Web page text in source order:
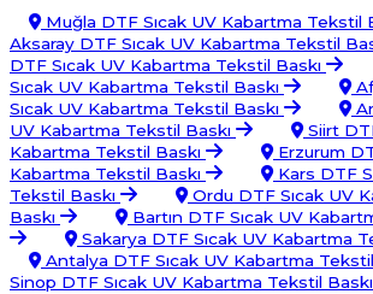
Muğla DTF Sıcak UV Kabartma Tekstil
Aksaray DTF Sıcak UV Kabartma Tekstil
DTF Sıcak UV Kabartma Tekstil Baskı
Sıcak UV Kabartma Tekstil Baskı
Sıcak UV Kabartma Tekstil Baskı
UV Kabartma Tekstil Baskı
Siirt
Kabartma Tekstil Baskı
Erzurum
Kabartma Tekstil Baskı
Kars DTF
Tekstil Baskı
Ordu DTF Sıcak UV
Baskı
Bartın DTF Sıcak UV
Sakarya DTF Sıcak UV Kabartma
Antalya DTF Sıcak UV Kabartma Tekstil
Sinop DTF Sıcak UV Kabartma Tekstil Baskı